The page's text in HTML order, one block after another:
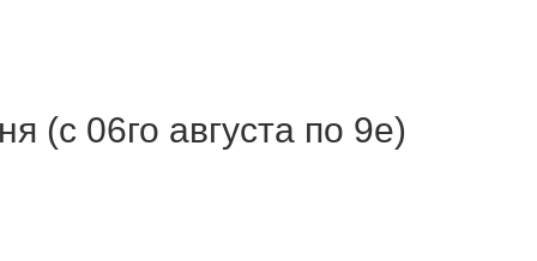
(с 06го августа по 9е)